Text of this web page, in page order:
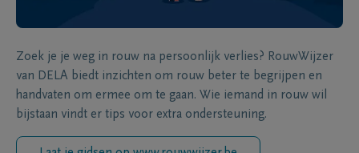
Zoek je je weg in rouw na persoonlijk verlies? RouwWijzer
van DELA biedt inzichten om rouw beter te begrijpen en
handvaten om ermee om te gaan. Wie iemand in rouw wil
bijstaan vindt er tips voor extra ondersteuning.